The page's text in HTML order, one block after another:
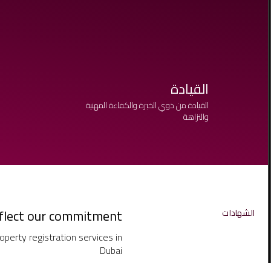
القيادة
القيادة من ذوي الخبرة والكفاءة المهنية
والنزاهة
الشهادات our commitment
registration services in
Dubai